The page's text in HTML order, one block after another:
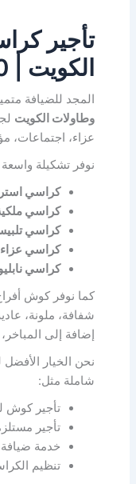
تأجير
الكويت | 98955060
المجد للضيافة
وطاولات الكويت
عزاء، اجتماعات،
نوفر تشكيلة
كراسي
كراسي
كراسي
كراسي عزاء
كراسي
كما نوفر كوش
شفافة، ملونة،
إضافة إلى
نحن الخيار الأفضل
شاملة مثل:
تأجير كوش
تأجير
خدمة ضيافة
تنظيم